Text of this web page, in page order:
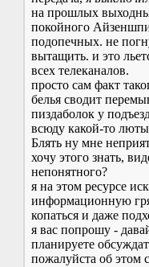
на прошлых
покойного
подопечных. не
вытащить. и это
всех телеканалов.
просто сам факт
белья сводит
пиздаболок у
всюду какой-то
Блять ну мне
хочу этого знать,
непонятного?
я на этом ресурсе
информационную
копаться и даже
я вас попрошу -
планируете
пожалуйста об этом